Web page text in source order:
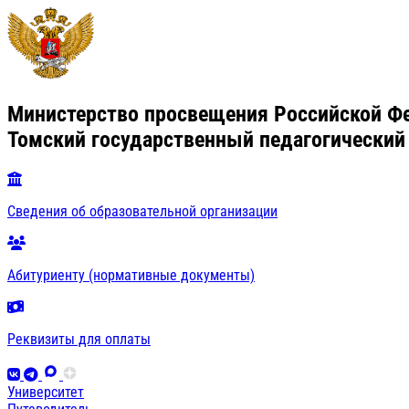
Министерство просвещения Российской
Томский государственный
Сведения об образовательной организации
Абитуриенту (нормативные документы)
Реквизиты для оплаты
Университет